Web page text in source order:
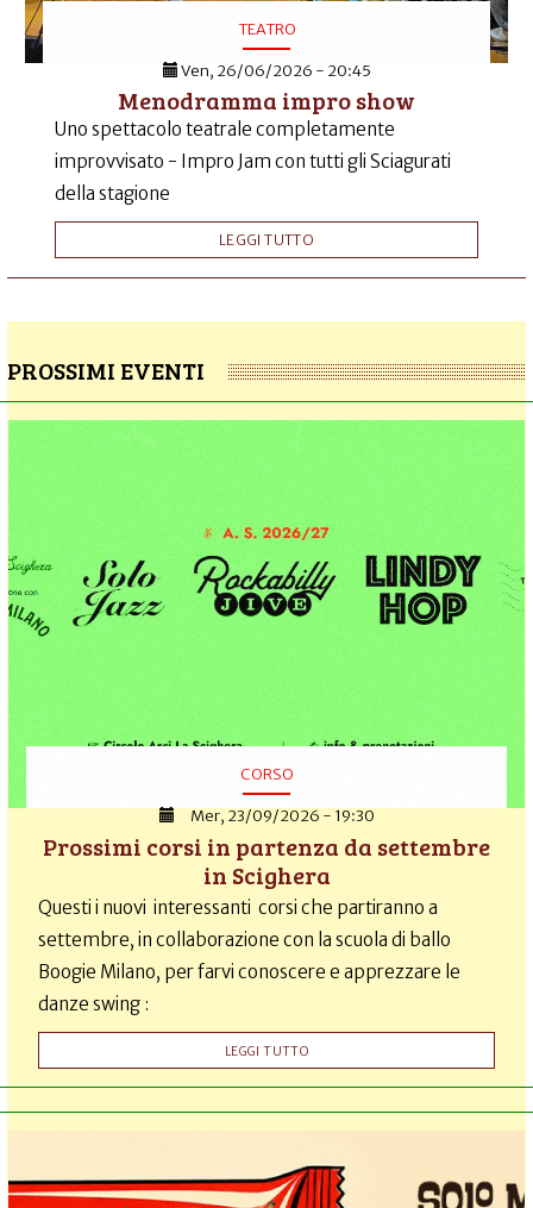
TEATRO
Ven, 26/06/2026 - 20:45
Menodramma impro show
Uno spettacolo teatrale completamente
improvvisato - Impro Jam con tutti gli Sciagurati
della stagione
LEGGI TUTTO
PROSSIMI EVENTI
CORSO
Mer, 23/09/2026 - 19:30
Prossimi corsi in partenza da settembre
in Scighera
Questi i nuovi interessanti corsi che partiranno a
settembre, in collaborazione con la scuola di ballo
Boogie Milano, per farvi conoscere e apprezzare le
danze swing :
LEGGI TUTTO